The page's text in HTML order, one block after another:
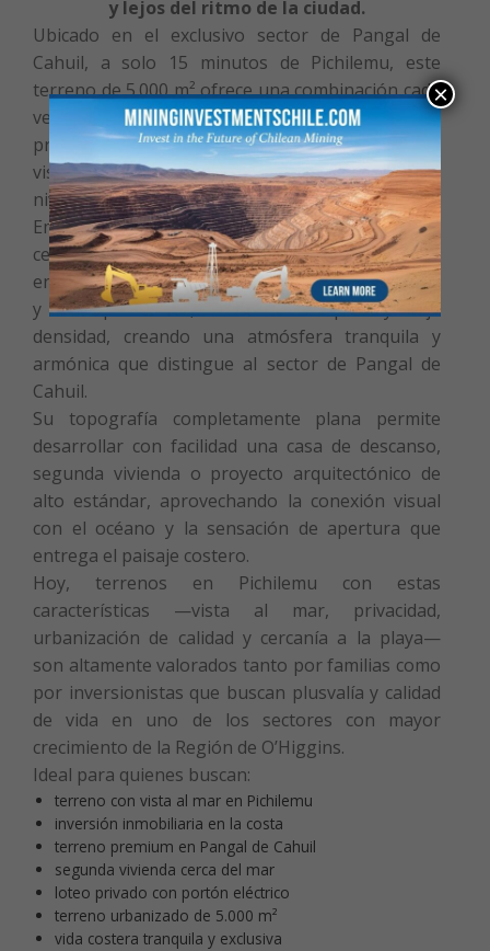
y lejos del ritmo de la ciudad.
Ubicado en el exclusivo sector de Pangal de
Cahuil, a solo 15 minutos de Pichilemu, este
terreno de 5.000 m² ofrece una combinación cada
vez más escasa en la costa chilena: amplitud,
privacidad, entorno natural y una privilegiada
vista al mar dentro de un proyecto de excelente
nivel.
Emplazado en tercera línea dentro de loteo
cerrado con portón eléctrico, el terreno se
encuentra rodeado de una urbanización elegante
y bien planificada, con calles amplias y baja
densidad, creando una atmósfera tranquila y
armónica que distingue al sector de Pangal de
Cahuil.
Su topografía completamente plana permite
desarrollar con facilidad una casa de descanso,
segunda vivienda o proyecto arquitectónico de
alto estándar, aprovechando la conexión visual
con el océano y la sensación de apertura que
entrega el paisaje costero.
Hoy, terrenos en Pichilemu con estas
características —vista al mar, privacidad,
urbanización de calidad y cercanía a la playa—
son altamente valorados tanto por familias como
por inversionistas que buscan plusvalía y calidad
de vida en uno de los sectores con mayor
crecimiento de la Región de O’Higgins.
Ideal para quienes buscan:
terreno con vista al mar en Pichilemu
inversión inmobiliaria en la costa
terreno premium en Pangal de Cahuil
segunda vivienda cerca del mar
loteo privado con portón eléctrico
terreno urbanizado de 5.000 m²
vida costera tranquila y exclusiva
×